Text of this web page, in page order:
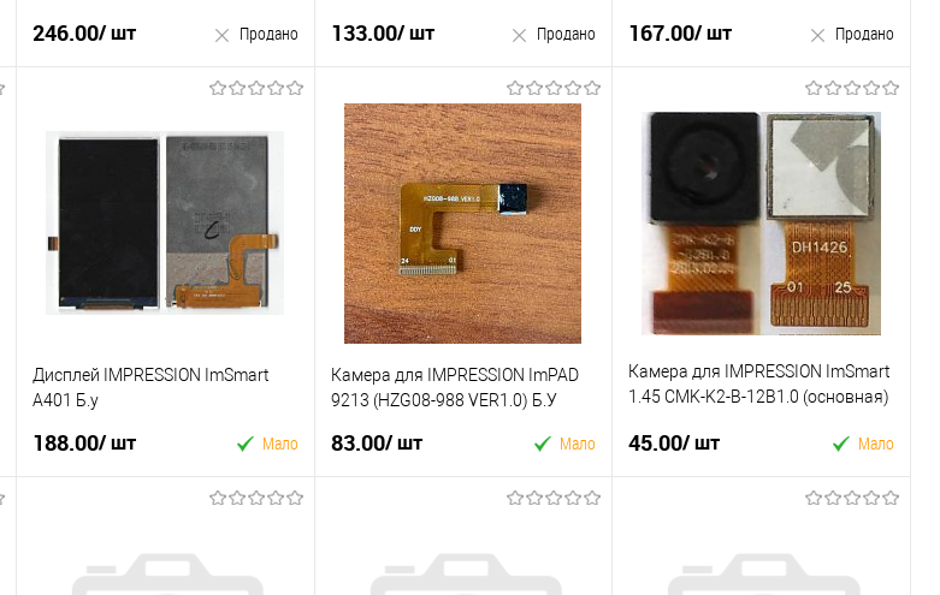
246.00/ шт Продано
У вибране
До
порівняння
133.00/ шт Продано
Продано
Купити в 1 клік
У вибране
До
порівняння
167.00/ шт Продано
Продано
Купити в 1 клік
До
порівняння
Дисплей IMPRESSION ImSmart
A401 Б.у
188.00/ шт Мало
Купити в 1 клік
Камера для IMPRESSION ImPAD
9213 (HZG08-988 VER1.0) Б.У
83.00/ шт Мало
Купити в 1 клік
Камера для IMPRESSION ImSmart
1.45 CMK-K2-B-12B1.0 (основная)
45.00/ шт Мало
Купити в 1 клік